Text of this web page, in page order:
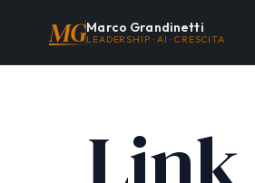
MGMarco Grandinetti
LEADERSHIP · AI · CRESCITA